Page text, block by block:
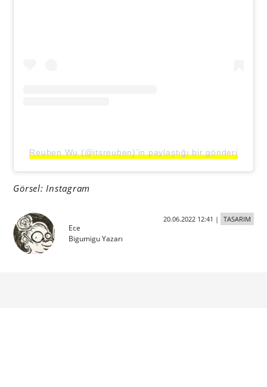
Reuben Wu (@itsreuben)’in paylaştığı bir gönderi
Görsel: Instagram
Ece
Bigumigu Yazarı
20.06.2022 12:41 | TASARIM